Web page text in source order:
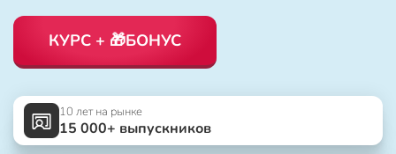
КУРС + 🎁БОНУС
10 лет на рынке
15 000+ выпускников